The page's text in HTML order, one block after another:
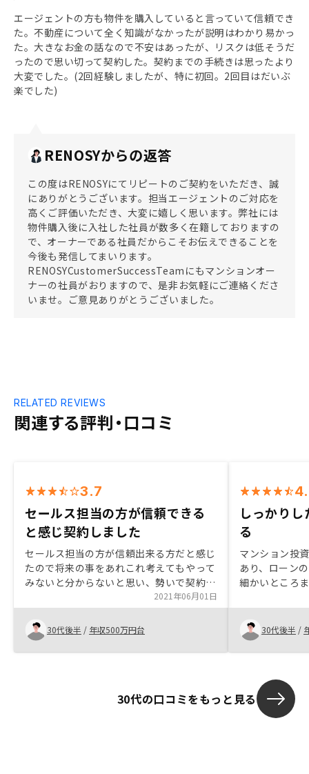
エージェントの方も物件を購入していると言っていて信頼でき
た。不動産について全く知識がなかったが説明はわかり易かっ
た。大きなお金の話なので不安はあったが、リスクは低そうだ
ったので思い切って契約した。契約までの手続きは思ったより
大変でした。(2回経験しましたが、特に初回。2回目はだいぶ
楽でした)
RENOSYからの返答
この度はRENOSYにてリピートのご契約をいただき、誠
にありがとうございます。担当エージェントのご対応を
高くご評価いただき、大変に嬉しく思います。弊社には
物件購入後に入社した社員が数多く在籍しておりますの
で、オーナーである社員だからこそお伝えできることを
今後も発信してまいります。
RENOSYCustomerSuccessTeamにもマンションオー
ナーの社員がおりますので、是非お気軽にご連絡くださ
いませ。ご意見ありがとうございました。
関連する評判・口コミ
RELATED REVIEWS
3.7
セールス担当の方が信頼できる
と感じ契約しました
セールス担当の方が信頼出来る方だと感じ
たので将来の事をあれこれ考えてもやって
みないと分からないと思い、勢いで契約さ
せて頂きました。 ですので迷ってる方が
いるのであればとりあえず、の気持ちでや
ってみた方が良いと思います。
2021年06月01日
30代後半 / 年収500万円台
しっかり
る
マンション投
あり、ローン
細かいところ
けばいいかを
るマンション
があり信頼で
を決めました
なと思います。
30代後半 /
30代の口コミをもっと見る